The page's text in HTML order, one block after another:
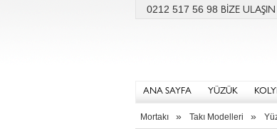
0212 517 56 98 BİZE ULAŞIN
ANA SAYFA YÜZÜK
Mortakı » Takı Modelleri »